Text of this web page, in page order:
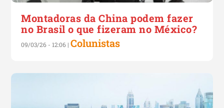
Montadoras da China podem fazer
no Brasil o que fizeram no México?
09/03/26 - 12:06 |Colunistas